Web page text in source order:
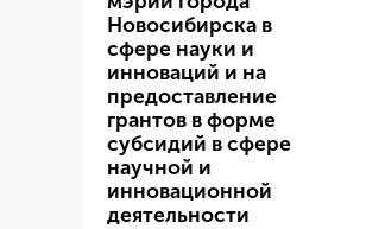
Новосибирска в
сфере науки и
инноваций и на
предоставление
грантов в форме
субсидий в сфере
научной и
инновационной
деятельности